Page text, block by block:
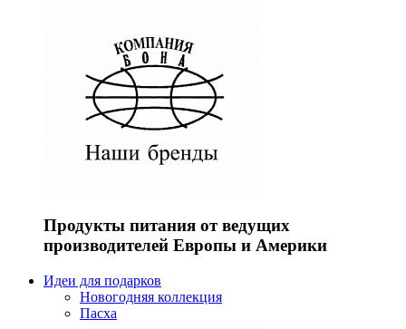
Продукты питания от ведущих
производителей Европы и Америки
Идеи для подарков
Новогодняя коллекция
Пасха